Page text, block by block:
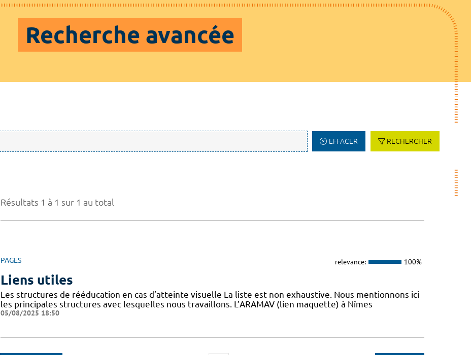
Recherche avancée
EFFACER RECHERCHER
Résultats 1 à 1 sur 1 au total
PAGES relevance: 100%
Liens utiles
Les structures de rééducation en cas d’atteinte visuelle La liste est non exhaustive. Nous mentionnons ici
les principales structures avec lesquelles nous travaillons. L’ARAMAV (lien maquette) à Nîmes
05/08/2025 18:50